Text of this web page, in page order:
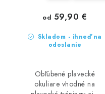
Skladom - ihneď na
odoslanie
od 59,90 €
Obľúbené plavecké
okuliare vhodné na